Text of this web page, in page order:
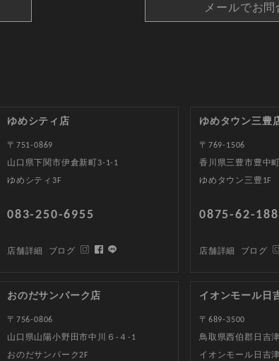
メールでお問
ゆめシティ店
〒751-0869
山口県下関市伊倉新町3-1-1
ゆめシティ3F
083-250-6955
店舗詳細 ブログ
ゆめタウン三豊
〒769-1506
香川県三豊市豊中
ゆめタウン三豊1F
0875-62-
店舗詳細 ブログ
おのだサンパーク店
〒756-0806
山口県山陽小野田市中川６-４-1
おのだサンパーク2F
イオンモール日
〒689-3500
鳥取県西伯郡日吉
イオンモール日吉